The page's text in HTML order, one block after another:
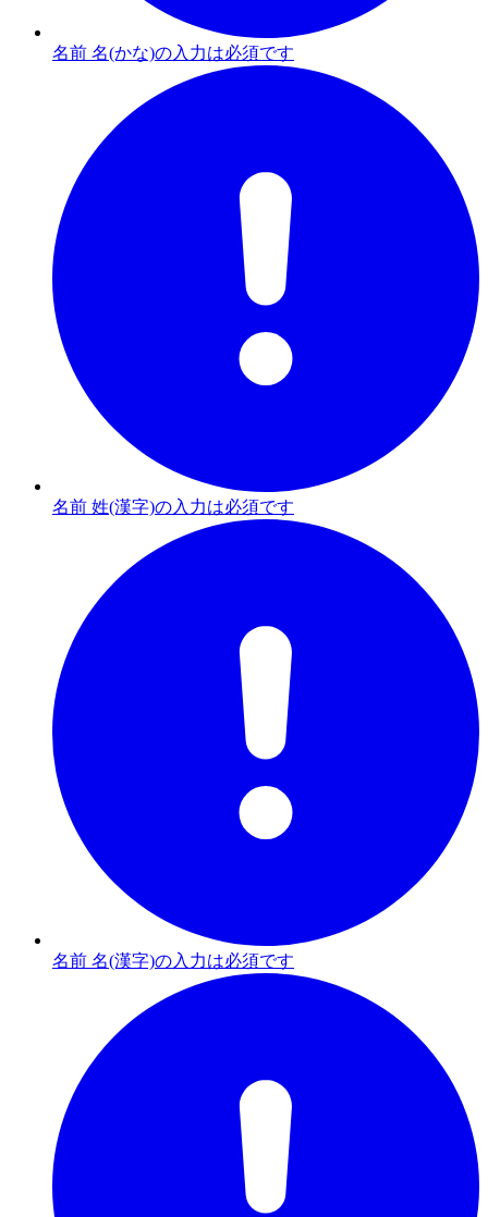
名前 名(かな)の入力は必須です
名前 姓(漢字)の入力は必須です
名前 名(漢字)の入力は必須です